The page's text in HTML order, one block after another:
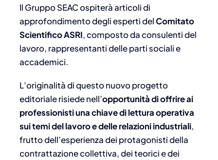
Il Gruppo SEAC ospiterà articoli di
approfondimento degli esperti delComitato
Scientifico ASRI, composto da consulenti del
lavoro, rappresentanti delle parti sociali e
accademici.
L’originalità di questo nuovo progetto
editoriale risiede nell’opportunità di offrire ai
professionisti una chiave di lettura operativa
sui temi del lavoro e delle relazioni industriali,
frutto dell’esperienza dei protagonisti della
contrattazione collettiva, dei teorici e dei